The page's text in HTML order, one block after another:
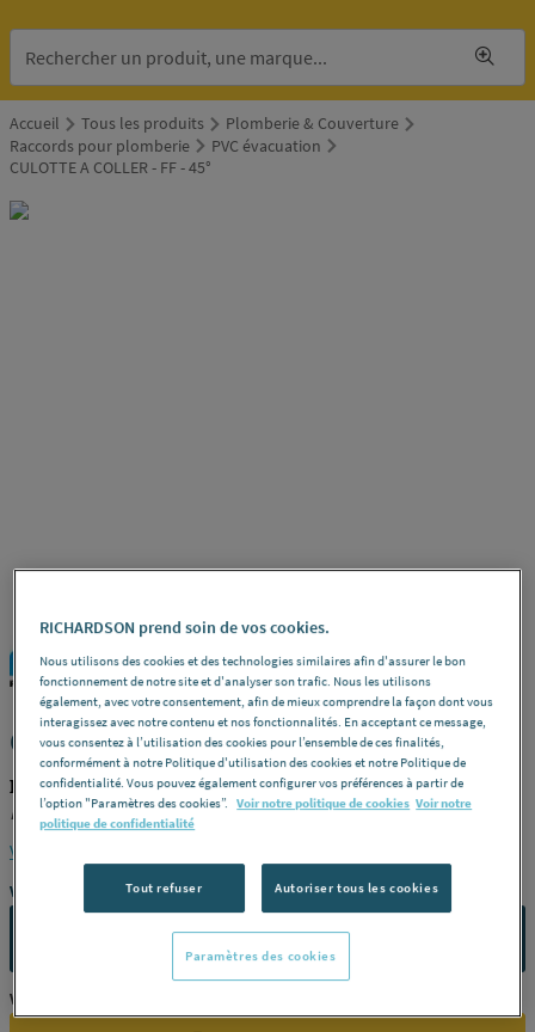
Accueil Tous les produits
Plomberie & Couverture
Raccords pour plomberie
PVC évacuation
CULOTTE A COLLER - FF - 45°
FIRST PLAST REF : 229WZ
CULOTTE A COLLER - FF - 45°
FIRST PLAST DSG45075F
Dimensionsø 75 -Référence DSG45075F
Voir la description complète
Vous avez un projet ?
CONTACTEZ-NOUS
Vous êtes un professionnel ?
RICHARDSON prend soin de vos cookies.
Nous utilisons des cookies et des technologies similaires afin d'assurer le bon
fonctionnement de notre site et d'analyser son trafic. Nous les utilisons
également, avec votre consentement, afin de mieux comprendre la façon dont vous
interagissez avec notre contenu et nos fonctionnalités. En acceptant ce message,
vous consentez à l’utilisation des cookies pour l’ensemble de ces finalités,
conformément à notre Politique d'utilisation des cookies et notre Politique de
confidentialité. Vous pouvez également configurer vos préférences à partir de
l’option "Paramètres des cookies”. Voir notre politique de cookies Voir notre
politique de confidentialité
Tout refuser Autoriser tous les cookies
Paramètres des cookies